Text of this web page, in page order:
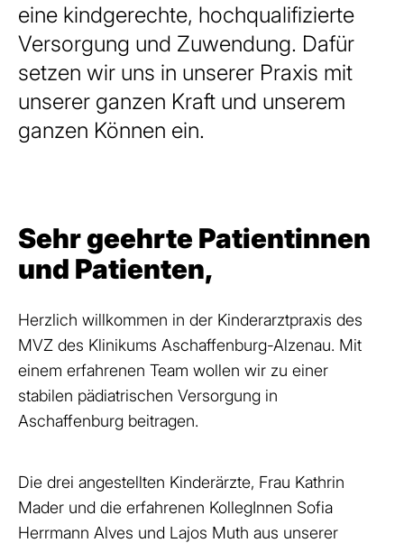
eine kindgerechte, hochqualifizierte
Versorgung und Zuwendung. Dafür
setzen wir uns in unserer Praxis mit
unserer ganzen Kraft und unserem
ganzen Können ein.
Sehr geehrte Patientinnen
und Patienten,
Herzlich willkommen in der Kinderarztpraxis des
MVZ des Klinikums Aschaffenburg-Alzenau. Mit
einem erfahrenen Team wollen wir zu einer
stabilen pädiatrischen Versorgung in
Aschaffenburg beitragen.
Die drei angestellten Kinderärzte, Frau Kathrin
Mader und die erfahrenen KollegInnen Sofia
Herrmann Alves und Lajos Muth aus unserer